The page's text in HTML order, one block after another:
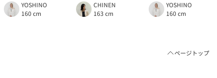
YOSHINO
160 cm
CHINEN
163 cm
YOSHINO
160 cm
ページトップ